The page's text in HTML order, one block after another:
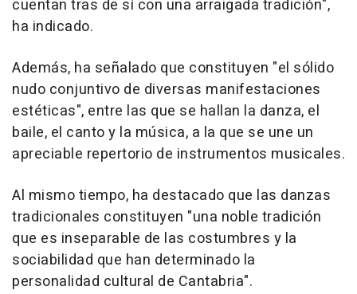
cuentan tras de sí con una arraigada tradición",
ha indicado.
Además, ha señalado que constituyen "el sólido
nudo conjuntivo de diversas manifestaciones
estéticas", entre las que se hallan la danza, el
baile, el canto y la música, a la que se une un
apreciable repertorio de instrumentos musicales.
Al mismo tiempo, ha destacado que las danzas
tradicionales constituyen "una noble tradición
que es inseparable de las costumbres y la
sociabilidad que han determinado la
personalidad cultural de Cantabria".